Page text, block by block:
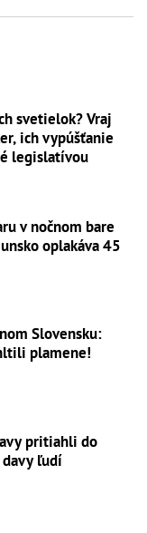
svetielok? Vraj
ich vypúšťanie
legislatívou
v nočnom bare
oplakáva 45
Slovensku:
plamene!
pritiahli do
ľudí